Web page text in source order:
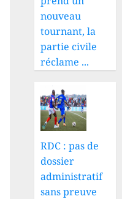
nouveau
tournant, la
partie civile
réclame ...
RDC : pas de
dossier
administratif
sans preuve